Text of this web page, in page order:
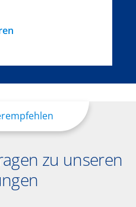
zu unseren